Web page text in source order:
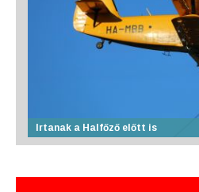
Irtanak a Halfőző előtt is